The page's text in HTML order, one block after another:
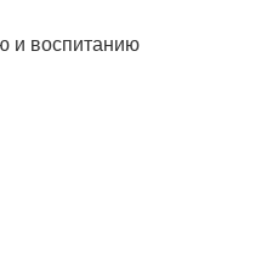
и воспитанию